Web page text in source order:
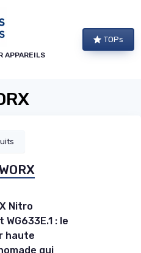
APPAREILS
TOPs
Nitro
: le
haute
qui